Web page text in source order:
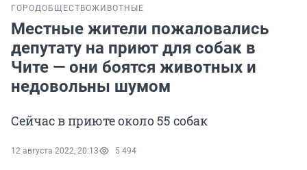
ГОРОДОБЩЕСТВОЖИВОТНЫЕ
Местные жители пожаловались
депутату на приют для собак в
Чите — они боятся животных и
недовольны шумом
Сейчас в приюте около 55 собак
12 августа 2022, 20:13 5 494